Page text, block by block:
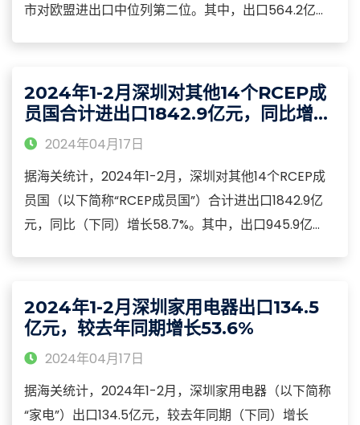
市对欧盟进出口中位列第二位。其中，出口564.2亿
圳对德国、荷兰和法国分别进出口156.9亿元、145.9亿
元和70亿元，分别增长25.7%、0.3%和38.8%。
2024年1-2月深圳对其他14个RCEP成
员国合计进出口1842.9亿元，同比增长
58.7%
2024年04月17日
据海关统计，2024年1-2月，深圳对其他14个RCEP成
员国（以下简称“RCEP成员国”）合计进出口1842.9亿
元，同比（下同）增长58.7%。其中，出口945.9亿
年1-2月，深圳对东盟进出口1069.2亿元，增长58.1%，
占58%。
2024年1-2月深圳家用电器出口134.5
亿元，较去年同期增长53.6%
2024年04月17日
据海关统计，2024年1-2月，深圳家用电器（以下简称
“家电”）出口134.5亿元，较去年同期（下同）增长